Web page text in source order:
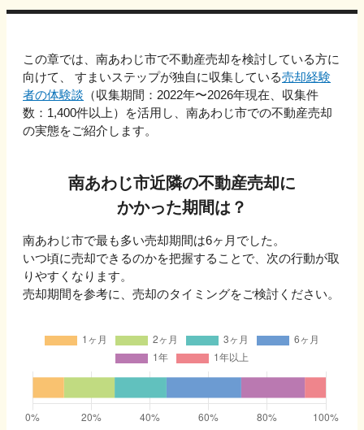
この章では、 南あわじ市で不動産売却を検討している方に
向けて、 すまいステップが独自に収集している売却経験
者の体験談 （収集期間：2022年〜2026年現在、収集件
数： 1,400件以上）を活用し、 南あわじ市での不動産売却
の実態をご紹介します。
南あわじ市近隣の不動産売却に
かかった期間は？
南あわじ市で最も多い売却期間は6ヶ月 でした。
いつ頃に売却できるのかを把握することで、次の行動が取
りやすくなります。
売却期間を参考に、売却のタイミングをご検討ください。